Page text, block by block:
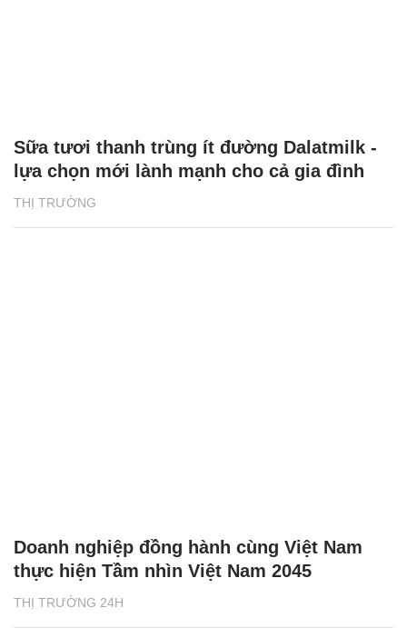
THỊ TRƯỜNG
Sữa tươi thanh trùng ít đường Dalatmilk -
lựa chọn mới lành mạnh cho cả gia đình
THỊ TRƯỜNG 24H
Doanh nghiệp đồng hành cùng Việt Nam
thực hiện Tầm nhìn Việt Nam 2045